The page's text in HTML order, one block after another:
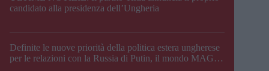
candidato alla presidenza dell’Ungheria
Definite le nuove priorità della politica estera ungherese
per le relazioni con la Russia di Putin, il mondo MAGA,